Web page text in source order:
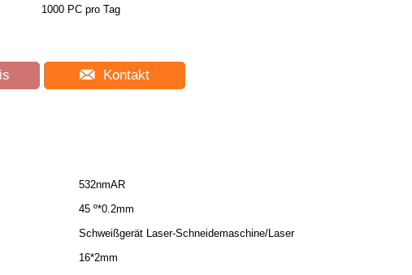
1000 PC pro Tag
Kontakt
532nmAR
45 º*0.2mm
Schweißgerät Laser-Schneidemaschine/Laser
16*2mm